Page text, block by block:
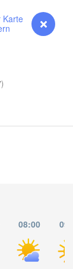
Vorhersage
08:00